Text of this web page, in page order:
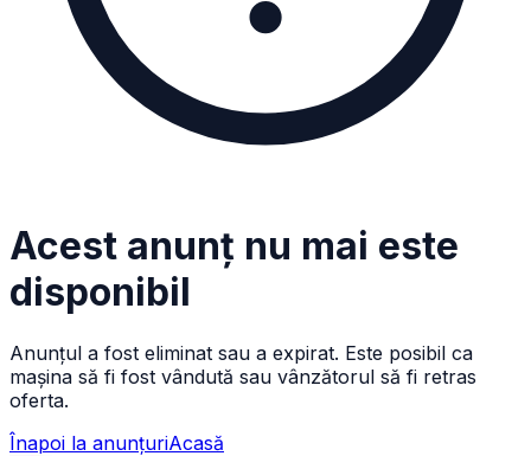
Acest anunț nu mai este
disponibil
Anunțul a fost eliminat sau a expirat. Este posibil ca
mașina să fi fost vândută sau vânzătorul să fi retras
oferta.
Înapoi la anunțuriAcasă